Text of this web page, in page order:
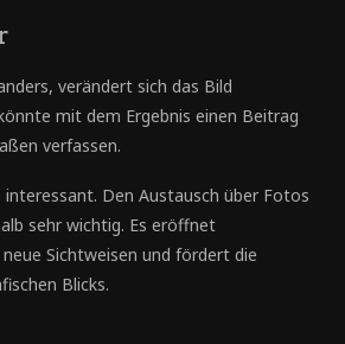
verändert sich das Bild
mit dem Ergebnis einen Beitrag
verfassen.
Den Austausch über Fotos
sehr wichtig. Es eröffnet
Sichtweisen und fördert die
Blicks.